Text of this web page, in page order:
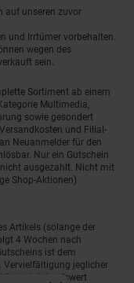
auf unseren zuvor
und Irrtümer vorbehalten.
wegen des
sein.
Sortiment ab einem
Multimedia,
sowie gesondert
und Filial-
Neuanmelder für den
Nur ein Gutschein
ausgezahlt. Nicht mit
Shop-Aktionen)
Artikels (solange der
4 Wochen nach
ist dem
Vervielfältigung jeglicher